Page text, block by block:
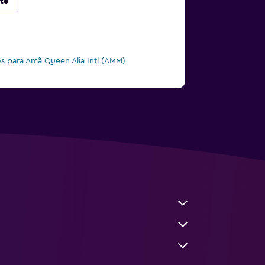
para Amã Queen Alia Intl (AMM)